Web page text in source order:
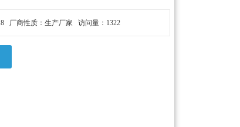
厂商性质：生产厂家 访问量：1322